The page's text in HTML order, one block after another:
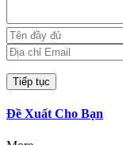
Đề Xuất Cho Bạn